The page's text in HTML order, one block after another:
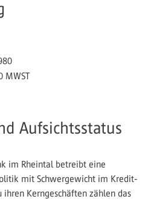
MWST
Aufsichtsstatus
im Rheintal betreibt eine
mit Schwergewicht im Kredit-
ihren Kerngeschäften zählen das